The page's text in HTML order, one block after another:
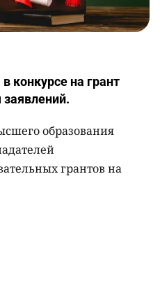
конкурсе на грант
образования
грантов на